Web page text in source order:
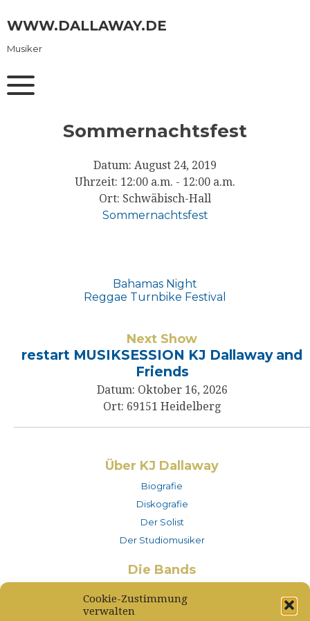
Cookie-Zustimmung
verwalten
to
content
WWW.DALLAWAY.DE
Musiker
Sommernachtsfest
Datum: August 24, 2019
Uhrzeit: 12:00 a.m. - 12:00 a.m.
Ort: Schwäbisch-Hall
Sommernachtsfest
Beitragsnavigation
Bahamas Night
Reggae Turnbike Festival
Next Show
restart MUSIKSESSION KJ Dallaway and
Friends
Datum: Oktober 16, 2026
Ort: 69151 Heidelberg
Über KJ Dallaway
Biografie
Diskografie
Der Solist
Der Studiomusiker
Die Bands
– MusikerINNEN